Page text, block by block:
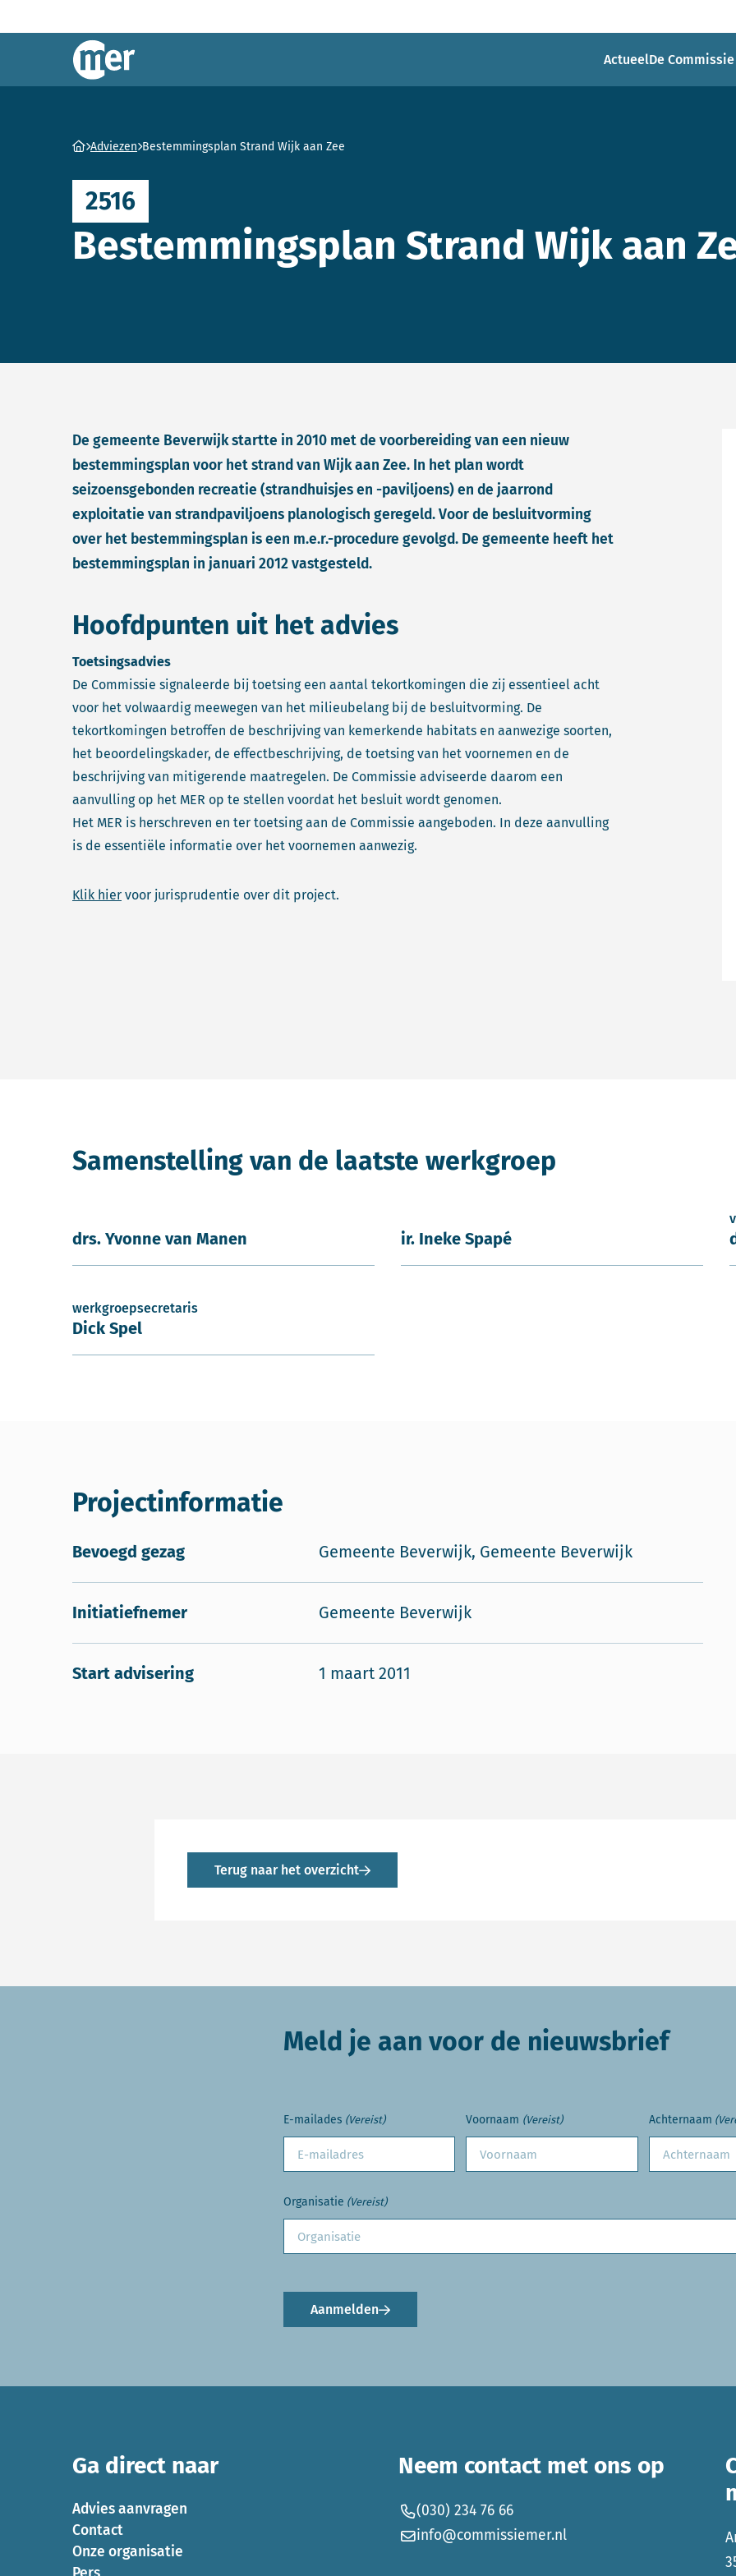
Commissie mer
ActueelDe
Ga naar homepage
Adviezen Bestemmingsplan Strand Wijk aan Zee
2516
Bestemmingsplan Strand Wijk aan
De gemeente Beverwijk startte in 2010 met de voorbereiding van een nieuw
bestemmingsplan voor het strand van Wijk aan Zee. In het plan wordt
seizoensgebonden recreatie (strandhuisjes en -paviljoens) en de jaarrond
exploitatie van strandpaviljoens planologisch geregeld. Voor de besluitvorming
over het bestemmingsplan is een m.e.r.-procedure gevolgd. De gemeente heeft het
bestemmingsplan in januari 2012 vastgesteld.
Hoofdpunten uit het advies
Toetsingsadvies
De Commissie signaleerde bij toetsing een aantal tekortkomingen die zij essentieel acht
voor het volwaardig meewegen van het milieubelang bij de besluitvorming. De
tekortkomingen betroffen de beschrijving van kemerkende habitats en aanwezige soorten,
het beoordelingskader, de effectbeschrijving, de toetsing van het voornemen en de
beschrijving van mitigerende maatregelen. De Commissie adviseerde daarom een
aanvulling op het MER op te stellen voordat het besluit wordt genomen.
Het MER is herschreven en ter toetsing aan de Commissie aangeboden. In deze aanvulling
is de essentiële informatie over het voornemen aanwezig.
Klik hier voor jurisprudentie over dit project.
Samenstelling van de laatste werkgroep
drs. Yvonne van Manen ir. Ineke Spapé
werkgroepsecretaris
Dick Spel
Projectinformatie
Bevoegd gezag Gemeente Beverwijk, Gemeente Beverwijk
Initiatiefnemer Gemeente Beverwijk
Start advisering 1 maart 2011
Terug naar het overzicht
Meld je aan voor de nieuwsbrief
E-mailades (Vereist) Voornaam (Vereist) Achternaam
Organisatie (Vereist)
Aanmelden
Ga direct naar
Advies aanvragen
Contact
Onze organisatie
Neem contact met ons op
(030) 234 76 66
info@commissiemer.nl